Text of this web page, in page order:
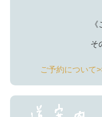
そ
ご予約について